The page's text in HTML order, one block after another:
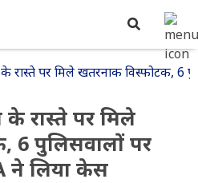
के रास्ते पर मिले खतरनाक विस्फोटक,
के रास्ते पर मिले
6 पुलिसवालों पर
ने लिया केस